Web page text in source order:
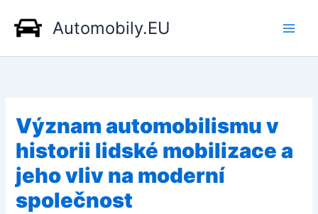
obsah
Automobily.EU
Význam automobilismu v
historii lidské mobilizace a
jeho vliv na moderní
společnost